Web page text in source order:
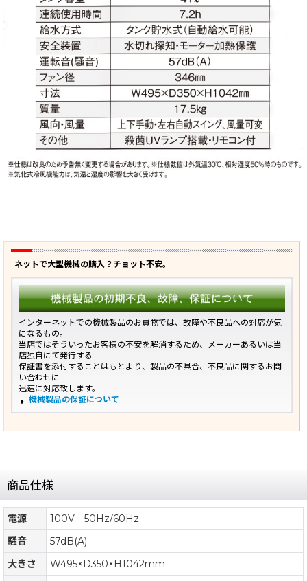
ネットで大型機械の購入？チョット不安。
インターネットでの機械製品のお買物では、故障や不良品への対応が気
になるもの。
当店ではそういったお客様の不安を解消するため、メーカーあるいは当
店独自にて発行する
保証書を添付することはもとより、製品の不具合、不良品に関するお問
い合わせに
迅速に対応致します。
機械製品の保証について
商品仕様
電源
100V 50Hz/60Hz
騒音
57dB(A)
大きさ
W495×D350×H1042mm